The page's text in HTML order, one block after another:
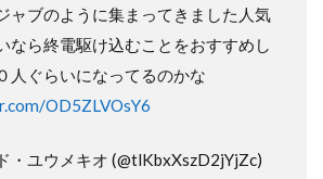
ブのように集まってきました人気
なら終電駆け込むことをおすすめし
人ぐらいになってるのかな
OD5ZLVOsY6
・ユウメキオ (@tlKbxXszD2jYjZc)